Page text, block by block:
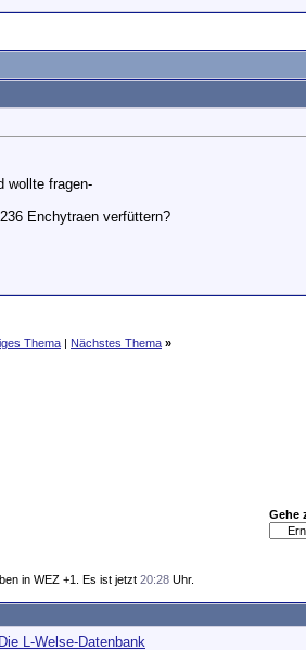
wollte fragen-
Enchytraen verfüttern?
Thema | Nächstes Thema »
Gehe
in WEZ +1. Es ist jetzt 20:28 Uhr.